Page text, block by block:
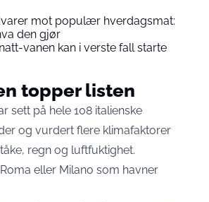
mot populær hverdagsmat:
den gjør
vanen kan i verste fall starte
topper listen
sett på hele 108 italienske
og vurdert flere klimafaktorer
regn og luftfuktighet.
eller Milano som havner